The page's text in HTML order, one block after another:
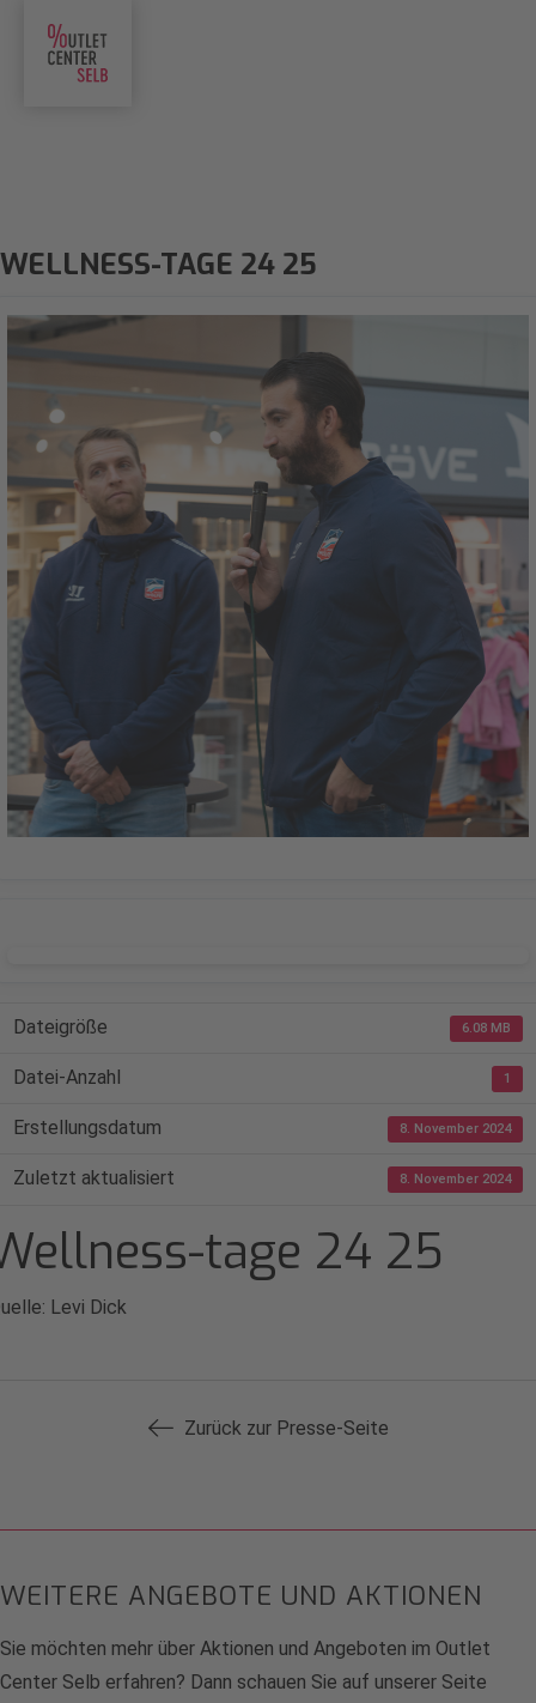
WELLNESS-TAGE 24 25
Dateigröße 6.08 MB
Datei-Anzahl 1
Erstellungsdatum 8. November 2024
Zuletzt aktualisiert 8. November 2024
tage 24 25
Levi Dick
Zurück zur Presse-Seite
WEITERE ANGEBOTE UND AKTIONEN
Sie möchten mehr über Aktionen und Angeboten im Outlet
Center Selb erfahren? Dann schauen Sie auf unserer Seite